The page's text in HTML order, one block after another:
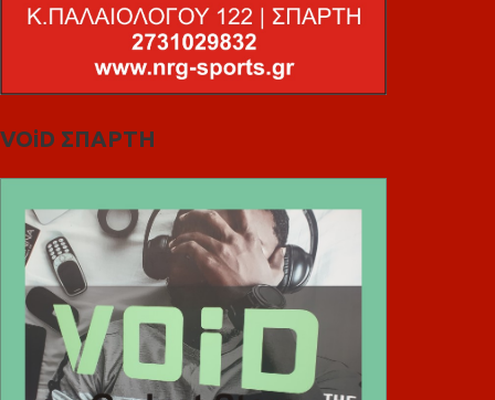
VOiD ΣΠΑΡΤΗ